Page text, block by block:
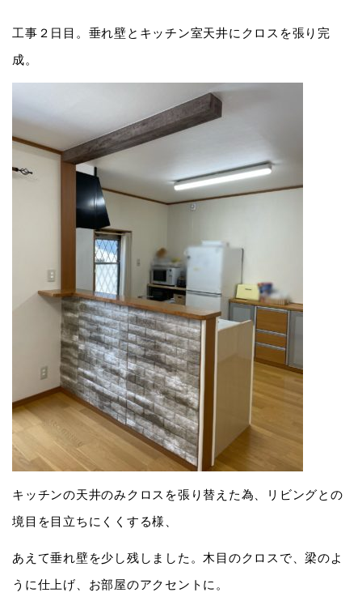
工事２日目。垂れ壁とキッチン室天井にクロスを張り完
成。
キッチンの天井のみクロスを張り替えた為、リビングとの
境目を目立ちにくくする様、
あえて垂れ壁を少し残しました。木目のクロスで、梁のよ
うに仕上げ、お部屋のアクセントに。